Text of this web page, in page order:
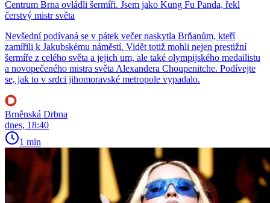
Centrum Brna ovládli šermíři. Jsem jako Kung Fu Panda, řekl
čerstvý mistr světa
Nevšední podívaná se v pátek večer naskytla Brňanům, kteří
zamířili k Jakubskému náměstí. Vidět totiž mohli nejen prestižní
šermíře z celého světa a jejich um, ale také olympijského medailistu
a novopečeného mistra světa Alexandera Choupenitche. Podívejte
se, jak to v srdci jihomoravské metropole vypadalo.
Brněnská Drbna
dnes, 18:40
1 min